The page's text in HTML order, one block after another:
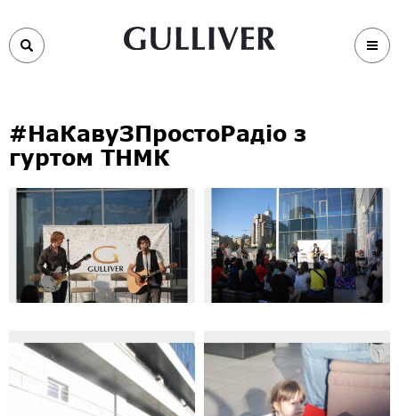
#НаКавуЗПростоРадіо з
гуртом ТНМК